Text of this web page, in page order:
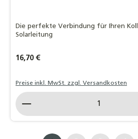
Die perfekte Verbindung für Ihren
Solarleitung
Regulärer Preis:
16,70 €
Preise inkl. MwSt. zzgl. Versandkosten
Produkt Anzahl: Gib den